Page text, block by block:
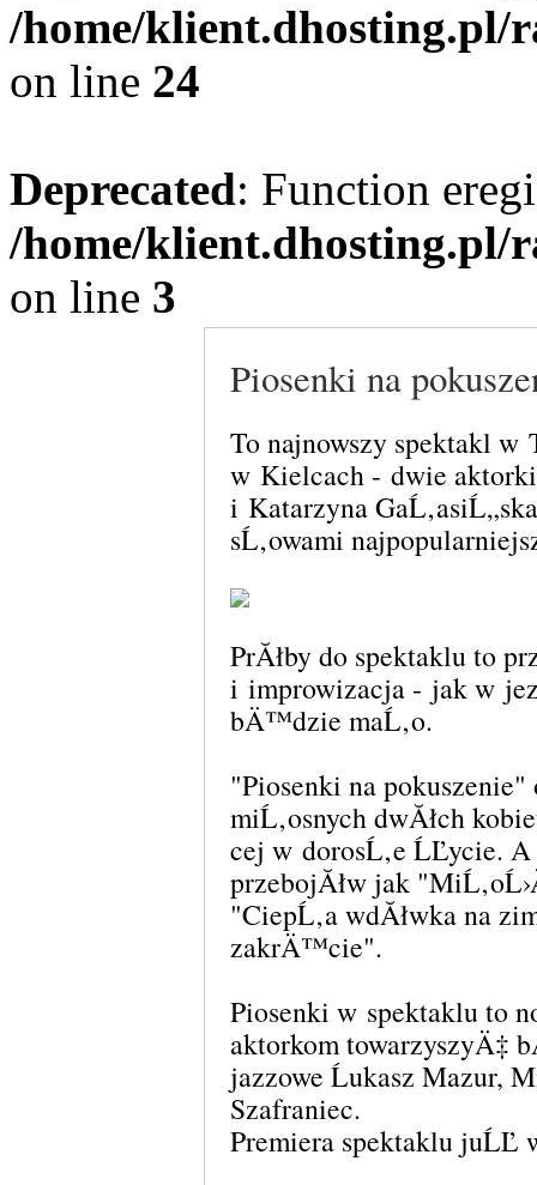
/home/klient.dhosting.pl/
on line 24
Deprecated: Function
/home/klient.dhosting.pl/
on line 3
Piosenki na
To najnowszy spektakl w
w Kielcach - dwie
i Katarzyna
sĹ‚owami
PrĂłby do spektaklu to
i improwizacja - jak w
bÄ™dzie maĹ‚o.
"Piosenki na
miĹ‚osnych dwĂłch
cej w dorosĹ‚e ĹĽycie.
przebojĂłw jak
"CiepĹ‚a wdĂłwka na
zakrÄ™cie".
Piosenki w spektaklu to
aktorkom
jazzowe Ĺukasz Mazur,
Szafraniec.
Premiera spektaklu